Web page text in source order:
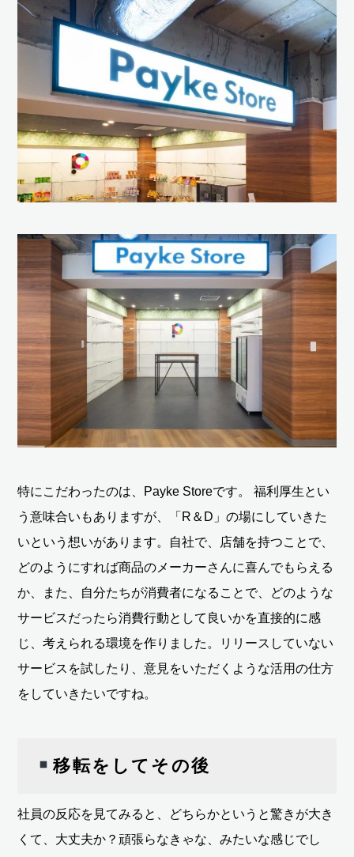
特にこだわったのは、Payke Storeです。
福利厚生とい
う意味合いもありますが、「R＆D」の場にしていきた
いという想いがあります。自社で、店舗を持つことで、
どのようにすれば商品のメーカーさんに喜んでもらえる
か、また、自分たちが消費者になることで、どのような
サービスだったら消費行動として良いかを直接的に感
じ、考えられる環境を作りました。リリースしていない
サービスを試したり、意見をいただくような活用の仕方
をしていきたいですね。
移転をしてその後
社員の反応を見てみると、どちらかというと驚きが大き
くて、大丈夫か？頑張らなきゃな、みたいな感じでし